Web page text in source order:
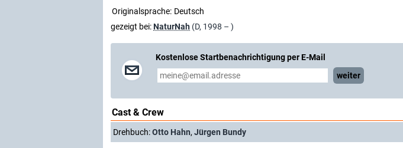
Originalsprache: Deutsch
gezeigt bei:NaturNah (D, 1998 – )
Kostenlose Startbenachrichtigung per E-Mail
weiter
Cast & Crew
Drehbuch:Otto Hahn, Jürgen Bundy